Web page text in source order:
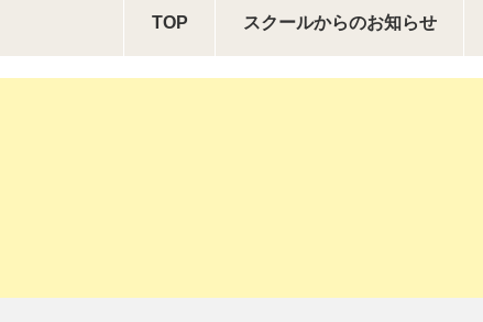
TOP スクールからのお知らせ